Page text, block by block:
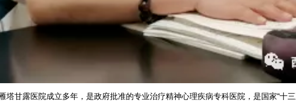
塔甘露医院成立多年，是政府批准的专业治疗精神心理疾病专科医院，是国家“十